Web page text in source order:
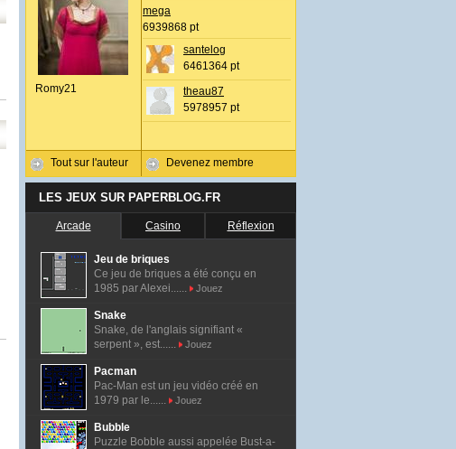
Romy21
Tout sur l'auteur
mega
6939868 pt
santelog
6461364 pt
theau87
5978957 pt
Devenez membre
LES JEUX SUR PAPERBLOG.FR
Arcade Casino Réflexion
Jeu de briques
Ce jeu de briques a été conçu en
1985 par Alexei......
Jouez
Snake
Snake, de l'anglais signifiant «
serpent », est......
Jouez
Pacman
Pac-Man est un jeu vidéo créé en
1979 par le......
Jouez
Bubble
Puzzle Bobble aussi appelée Bust-a-